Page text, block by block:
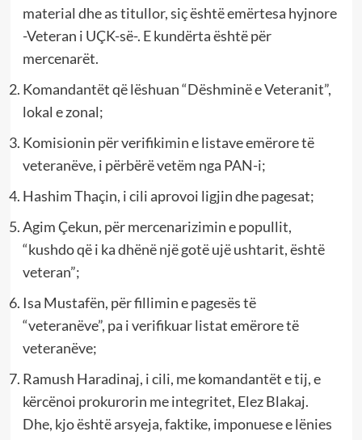
material dhe as titullor, siç është emërtesa hyjnore
-Veteran i UÇK-së-. E kundërta është për
mercenarët.
Komandantët që lëshuan “Dëshminë e Veteranit”,
lokal e zonal;
Komisionin për verifikimin e listave emërore të
veteranëve, i përbërë vetëm nga PAN-i;
Hashim Thaçin, i cili aprovoi ligjin dhe pagesat;
Agim Çekun, për mercenarizimin e popullit,
“kushdo që i ka dhënë një gotë ujë ushtarit, është
veteran”;
Isa Mustafën, për fillimin e pagesës të
“veteranëve”, pa i verifikuar listat emërore të
veteranëve;
Ramush Haradinaj, i cili, me komandantët e tij, e
kërcënoi prokurorin me integritet, Elez Blakaj.
Dhe, kjo është arsyeja, faktike, imponuese e lënies